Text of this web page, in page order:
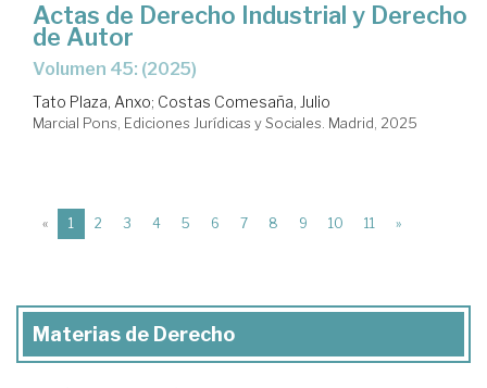
Actas de Derecho Industrial y Derecho
de Autor
Volumen 45: (2025)
Tato Plaza, Anxo; Costas Comesaña, Julio
Marcial Pons, Ediciones Jurídicas y Sociales. Madrid, 2025
« 1 (current)
2 3 4 5 6 7 8 9 10 11 »
Materias de Derecho